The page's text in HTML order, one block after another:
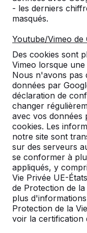
- les derniers
masqués.
Youtube/Vimeo de
Des cookies sont
Vimeo lorsque
Nous n'avons pas
données par
déclaration de
changer
avec vos données
cookies. Les
notre site sont
sur des serveurs
se conformer à
appliqués, y
Vie Privée UE-
de Protection de
plus
Protection de la
voir la certification
pose pas ce
pour une belle
les intempéries,
espace public.
matériaux solides.
résistent à toutes
sont pratiquement
Utilisez
pong en